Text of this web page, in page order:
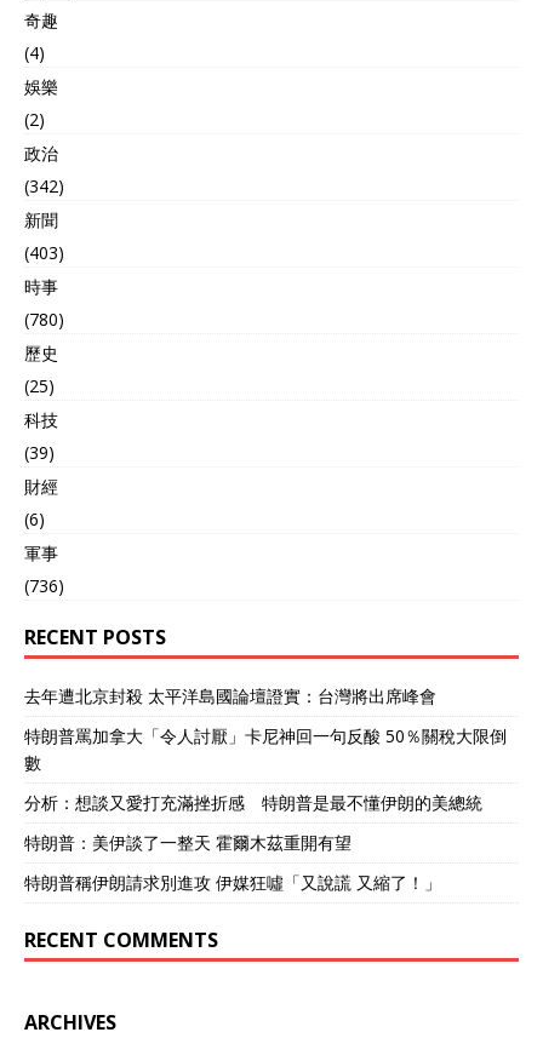
奇趣
(4)
娛樂
(2)
政治
(342)
新聞
(403)
時事
(780)
歷史
(25)
科技
(39)
財經
(6)
軍事
(736)
RECENT POSTS
去年遭北京封殺 太平洋島國論壇證實：台灣將出席峰會
特朗普罵加拿大「令人討厭」卡尼神回一句反酸 50％關稅大限倒
數
分析：想談又愛打充滿挫折感 特朗普是最不懂伊朗的美總統
特朗普：美伊談了一整天 霍爾木茲重開有望
特朗普稱伊朗請求別進攻 伊媒狂噓「又說謊 又縮了！」
RECENT COMMENTS
ARCHIVES